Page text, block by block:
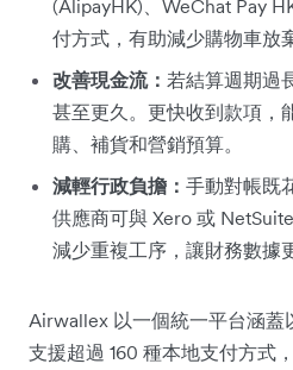
(AlipayHK)、WeChat Pay
付方式，有助減少購物車放
改善現金流： 若結算週期過
甚至更久。更快收到款項，
購、補貨和營銷預算。
減輕行政負擔： 手動對帳既
供應商可與 Xero 或
減少重複工序，讓財務數據
Airwallex 以一個統一平台涵蓋
支援超過 160 種本地支付方式